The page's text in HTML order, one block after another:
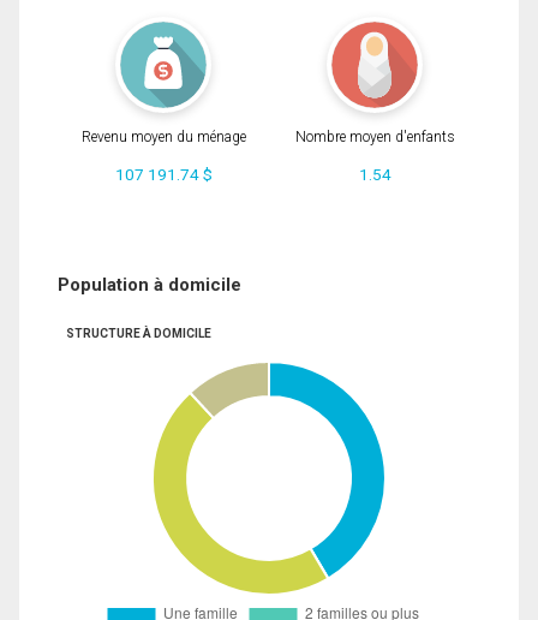
Revenu moyen du ménage
107 191.74 $
Nombre moyen d'enfants
1.54
Population à domicile
STRUCTURE À DOMICILE